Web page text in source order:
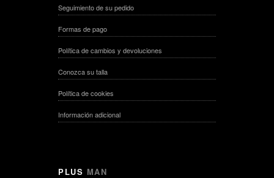
Seguimiento de su pedido
Formas de pago
Política de cambios y devoluciones
Conozca su talla
Política de cookies
Información adicional
PLUS MAN